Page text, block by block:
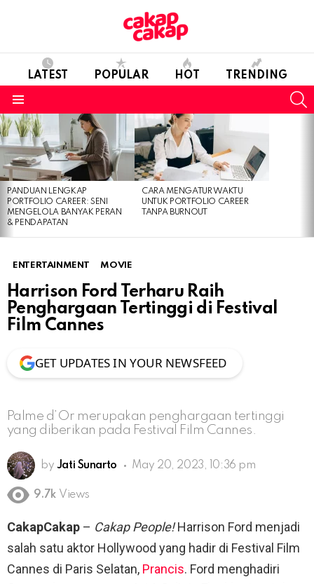
LATEST POPULAR HOT TRENDING
LATEST
STORIES
PANDUAN LENGKAP
PORTFOLIO CAREER: SENI
MENGELOLA BANYAK PERAN
& PENDAPATAN
CARA MENGATUR WAKTU
UNTUK PORTFOLIO CAREER
TANPA BURNOUT
ENTERTAINMENT MOVIE
Harrison Ford Terharu Raih
Penghargaan Tertinggi di Festival
Film Cannes
GET UPDATES IN YOUR NEWSFEED
Palme d’Or merupakan penghargaan tertinggi
yang diberikan pada Festival Film Cannes.
by Jati Sunarto May 20, 2023, 10:36 pm
9.7k Views
CakapCakap – Cakap People!Harrison Ford menjadi
salah satu aktor Hollywood yang hadir di Festival Film
Cannes di Paris Selatan, Prancis. Ford menghadiri